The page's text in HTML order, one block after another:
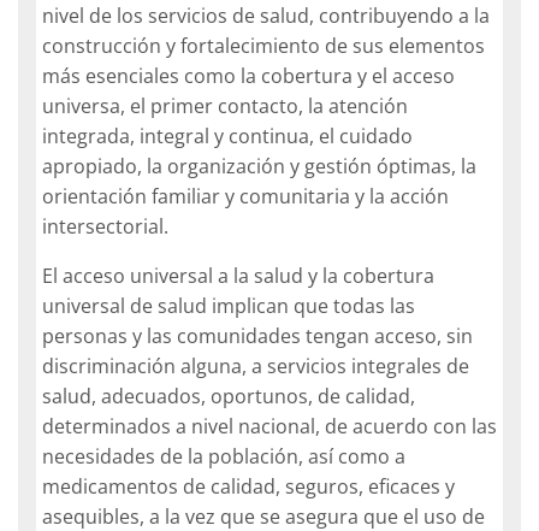
nivel de los servicios de salud, contribuyendo a la
construcción y fortalecimiento de sus elementos
más esenciales como la cobertura y el acceso
universa, el primer contacto, la atención
integrada, integral y continua, el cuidado
apropiado, la organización y gestión óptimas, la
orientación familiar y comunitaria y la acción
intersectorial.
El acceso universal a la salud y la cobertura
universal de salud implican que todas las
personas y las comunidades tengan acceso, sin
discriminación alguna, a servicios integrales de
salud, adecuados, oportunos, de calidad,
determinados a nivel nacional, de acuerdo con las
necesidades de la población, así como a
medicamentos de calidad, seguros, eficaces y
asequibles, a la vez que se asegura que el uso de